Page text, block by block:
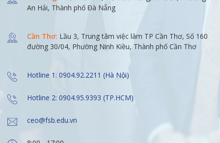
An Hải, Thành phố Đà Nẵng
Cần Thơ: Lầu 3, Trung tâm việc làm TP Cần Thơ, Số 160
đường 30/04, Phường Ninh Kiều, Thành phố Cần Thơ
Hotline 1: 0904.92.2211 (Hà Nội)
Hotline 2: 0904.95.9393 (TP.HCM)
ceo@fsb.edu.vn